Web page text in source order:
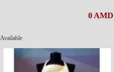
0 AMD
Available